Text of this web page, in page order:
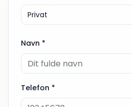
Privat
Navn *
Telefon *